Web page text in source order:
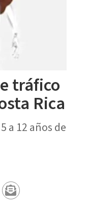
tráfico
Rica
a 12 años de